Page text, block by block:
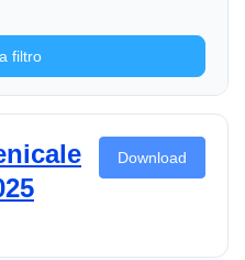
filtro
Download